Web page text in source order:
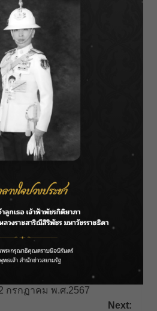
Parnicha Sasookjit
See author's posts
กรกฏาคม พ.ศ.2567
Next: